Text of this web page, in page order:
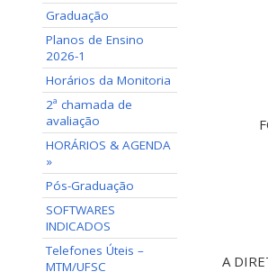
Graduação
Planos de Ensino
2026-1
Horários da Monitoria
2ª chamada de
avaliação
HORÁRIOS & AGENDA
»
Pós-Graduação
SOFTWARES
INDICADOS
Telefones Úteis –
MTM/UFSC
A